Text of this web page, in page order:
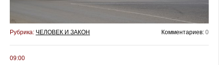
Рубрика: ЧЕЛОВЕК И ЗАКОН Комментариев: 0
09:00